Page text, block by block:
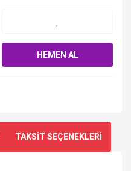
HEMEN AL
TAKSİT SEÇENEKLERİ